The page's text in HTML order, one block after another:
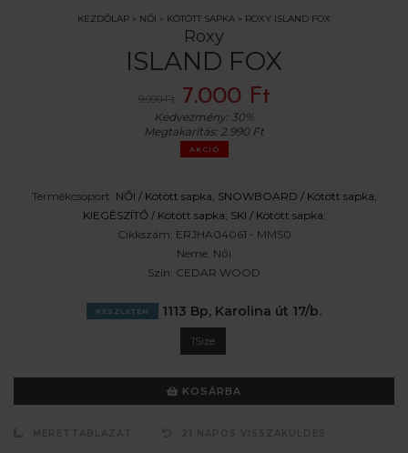
KEZDŐLAP » NŐI » KÖTÖTT SAPKA » ROXY ISLAND FOX
Roxy
ISLAND FOX
9.990 Ft 7.000 Ft
Kedvezmény: 30%
Megtakarítás: 2.990 Ft
AKCIÓ
Termékcsoport: NŐI / Kötött sapka; SNOWBOARD / Kötött sapka;
KIEGÉSZÍTŐ / Kötött sapka; SKI / Kötött sapka;
Cikkszám: ERJHA04061 - MMS0
Neme: Női
Szín: CEDAR WOOD
KÉSZLETEN 1113 Bp, Karolina út 17/b.
1Size
KOSÁRBA